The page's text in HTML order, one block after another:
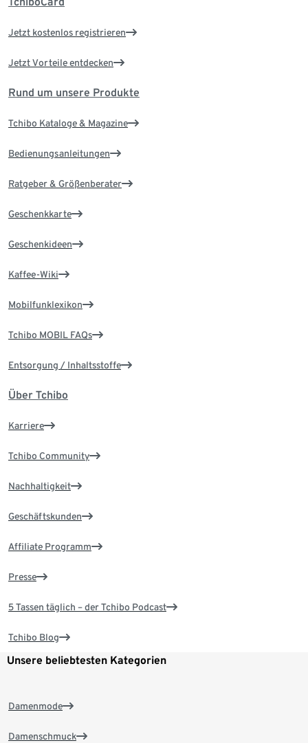
Jetzt kostenlos registrieren
Jetzt Vorteile entdecken
Rund um unsere Produkte
Tchibo Kataloge & Magazine
Bedienungsanleitungen
Ratgeber & Größenberater
Geschenkkarte
Geschenkideen
Kaffee-Wiki
Mobilfunklexikon
Tchibo MOBIL FAQs
Entsorgung / Inhaltsstoffe
Über Tchibo
Karriere
Tchibo Community
Nachhaltigkeit
Geschäftskunden
Affiliate Programm
Presse
5 Tassen täglich – der Tchibo Podcast
Tchibo Blog
Unsere beliebtesten Kategorien
Damenmode
Damenschmuck